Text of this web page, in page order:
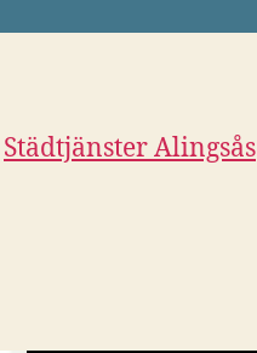
Städtjänster Alingsås